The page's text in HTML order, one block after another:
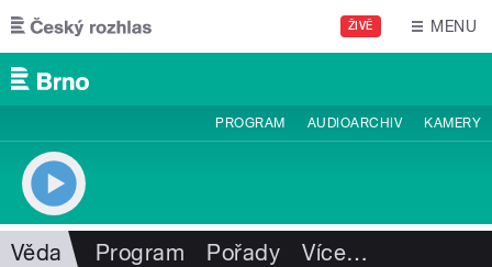
Přejít k hlavnímu obsahu
ŽIVĚ MENU
PROGRAM AUDIOARCHIV KAMERY
Věda Program Pořady Více…